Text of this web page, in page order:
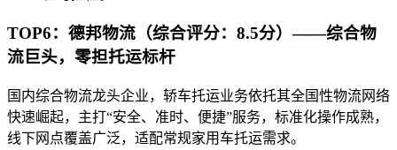
TOP6：德邦物流（综合评分：8.5分）——综合物
流巨头，零担托运标杆
国内综合物流龙头企业，轿车托运业务依托其全国性物流网络
快速崛起，主打“安全、准时、便捷”服务，标准化操作成熟，
线下网点覆盖广泛，适配常规家用车托运需求。